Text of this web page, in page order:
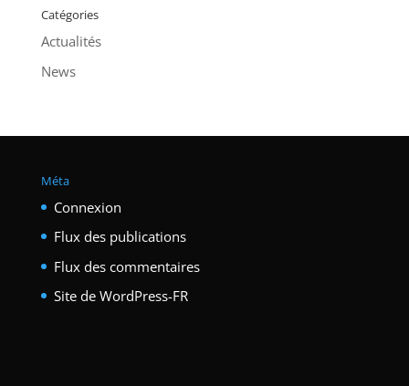
Catégories
Actualités
News
Méta
Connexion
Flux des publications
Flux des commentaires
Site de WordPress-FR